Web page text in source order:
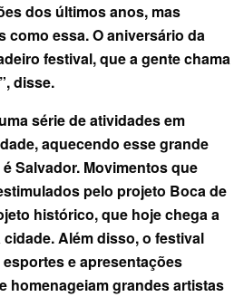
dos últimos anos, mas
como essa. O aniversário da
festival, que a gente chama
disse.
série de atividades em
aquecendo esse grande
Salvador. Movimentos que
pelo projeto Boca de
histórico, que hoje chega a
Além disso, o festival
e apresentações
homenageiam grandes artistas